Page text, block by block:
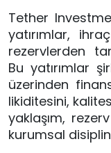
Tether
yatırımlar,
rezervlerden
Bu yatırımlar
üzerinden
likiditesini,
yaklaşım,
kurumsal